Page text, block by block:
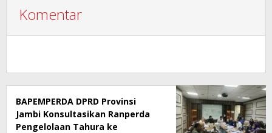
Komentar
BAPEMPERDA DPRD Provinsi
Jambi Konsultasikan Ranperda
Pengelolaan Tahura ke